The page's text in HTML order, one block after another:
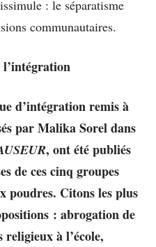
: le séparatisme
communautaires.
d’intégration remis à
par Malika Sorel dans
, ont été publiés
de ces cinq groupes
poudres. Citons les plus
: abrogation de
à l’école,